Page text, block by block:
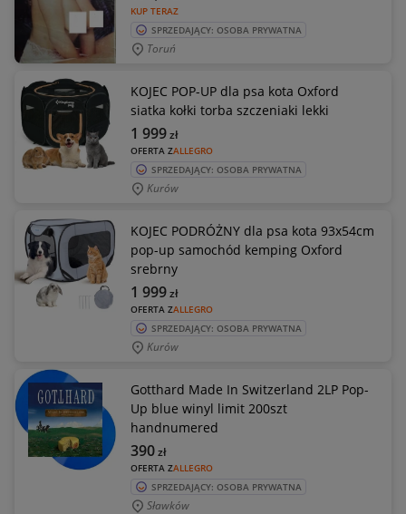
KUP TERAZ
SPRZEDAJĄCY: OSOBA PRYWATNA
Toruń
KOJEC POP-UP dla psa kota Oxford
siatka kołki torba szczeniaki lekki
OFERTA ZALLEGRO
1 999zł
SPRZEDAJĄCY: OSOBA PRYWATNA
Kurów
KOJEC PODRÓŻNY dla psa kota 93x54cm
pop-up samochód kemping Oxford
srebrny
OFERTA ZALLEGRO
1 999zł
SPRZEDAJĄCY: OSOBA PRYWATNA
Kurów
Gotthard Made In Switzerland 2LP Pop-
Up blue winyl limit 200szt
handnumered
OFERTA ZALLEGRO
390zł
SPRZEDAJĄCY: OSOBA PRYWATNA
Sławków